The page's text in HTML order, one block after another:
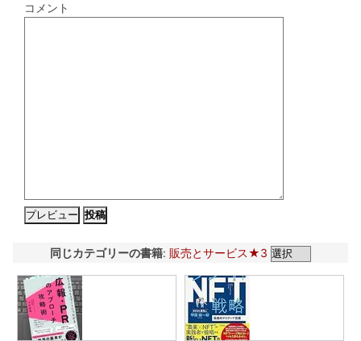
コメント
同じカテゴリーの書籍: 販売とサービス★3